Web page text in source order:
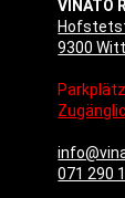
VINATO
9300
071 290